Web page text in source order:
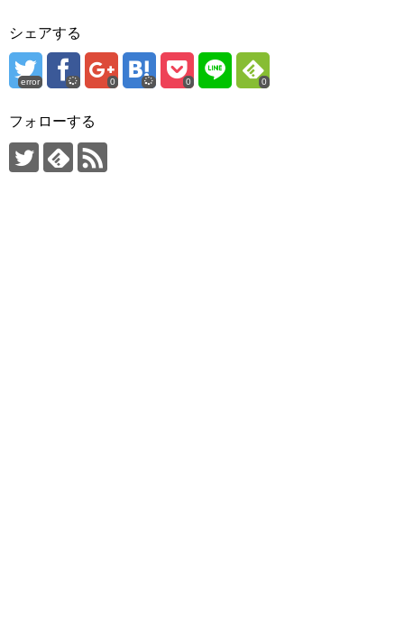
シェアする
error 0 0 0
フォローする